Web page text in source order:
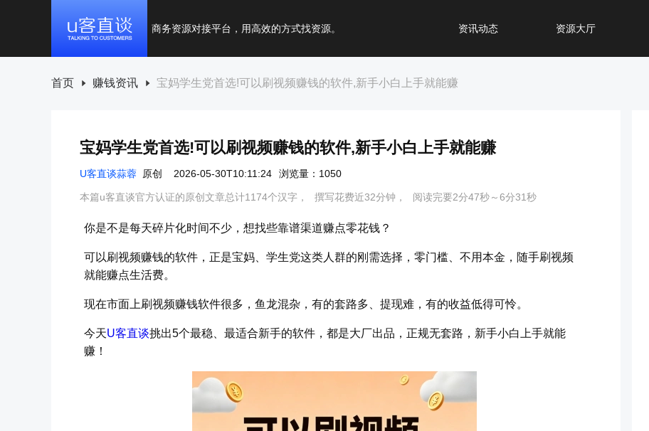
商务资源对接平台，用高效的方式找资源。 资讯动态 资源大厅
首页 赚钱资讯 宝妈学生党首选!可以刷视频赚钱的软件,新手小白上手就能赚
宝妈学生党首选!可以刷视频赚钱的软件,新手小白上手就能赚
U客直谈蒜蓉 原创 2026-05-30T10:11:24 浏览量：1050
本篇u客直谈官方认证的原创文章总计1174个汉字， 撰写花费近32分钟， 阅读完要2分47秒～6分31秒
你是不是每天碎片化时间不少，想找些靠谱渠道赚点零花钱？
可以刷视频赚钱的软件，正是宝妈、学生党这类人群的刚需选择，零门槛、不用本金，随手刷视频
就能赚点生活费。
现在市面上刷视频赚钱软件很多，鱼龙混杂，有的套路多、提现难，有的收益低得可怜。
今天U客直谈挑出5个最稳、最适合新手的软件，都是大厂出品，正规无套路，新手小白上手就能
赚！